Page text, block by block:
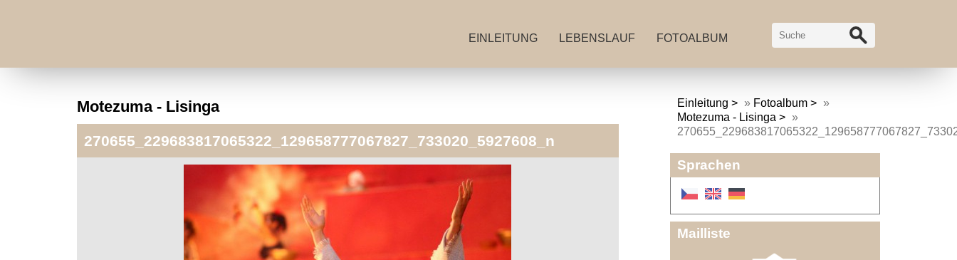
EINLEITUNG LEBENSLAUF FOTOALBUM
Motezuma - Lisinga
270655_229683817065322_129658777067827_733020_5927608_n
Einleitung » Fotoalbum
»
Motezuma - Lisinga
»
Sprachen
Mailliste